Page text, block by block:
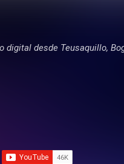
desde Teusaquillo,